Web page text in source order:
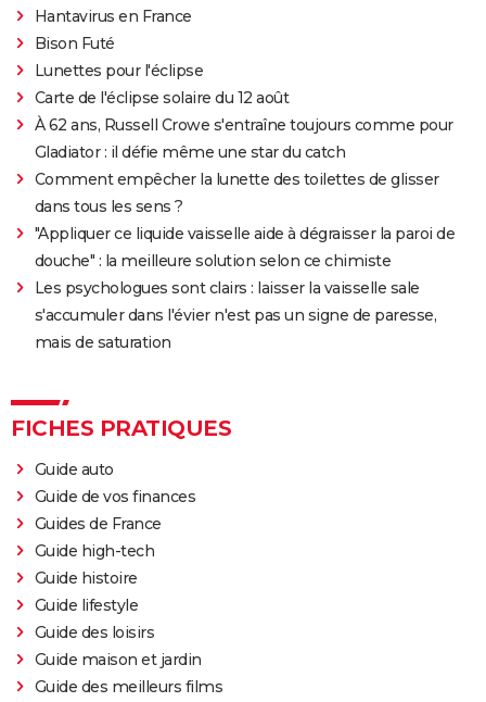
Hantavirus en France
Bison Futé
Lunettes pour l'éclipse
Carte de l'éclipse solaire du 12 août
À 62 ans, Russell Crowe s'entraîne toujours comme pour
Gladiator : il défie même une star du catch
Comment empêcher la lunette des toilettes de glisser
dans tous les sens ?
"Appliquer ce liquide vaisselle aide à dégraisser la paroi de
douche" : la meilleure solution selon ce chimiste
Les psychologues sont clairs : laisser la vaisselle sale
s'accumuler dans l'évier n'est pas un signe de paresse,
mais de saturation
FICHES PRATIQUES
Guide auto
Guide de vos finances
Guides de France
Guide high-tech
Guide histoire
Guide lifestyle
Guide des loisirs
Guide maison et jardin
Guide des meilleurs films